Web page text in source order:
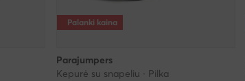
Palanki kaina
Parajumpers
Kepurė su snapeliu · Pilka